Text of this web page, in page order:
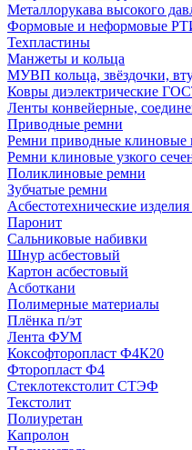
Металлорукава высокого
Формовые и неформовые
Техпластины
Манжеты и кольца
МУВП кольца, звёздочки,
Ковры диэлектрические
Ленты конвейерные,
Приводные ремни
Ремни приводные
Ремни клиновые узкого
Поликлиновые ремни
Зубчатые ремни
Асбестотехнические
Паронит
Сальниковые набивки
Шнур асбестовый
Картон асбестовый
Асботкани
Полимерные материалы
Плёнка п/эт
Лента ФУМ
Коксофторопласт Ф4К20
Фторопласт Ф4
Стеклотекстолит СТЭФ
Текстолит
Полиуретан
Капролон